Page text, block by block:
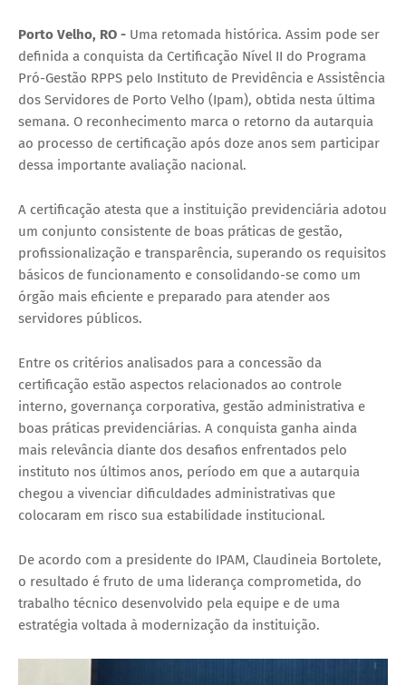
Porto Velho, RO - Uma retomada histórica. Assim pode ser
definida a conquista da Certificação Nível II do Programa
Pró-Gestão RPPS pelo Instituto de Previdência e Assistência
dos Servidores de Porto Velho (Ipam), obtida nesta última
semana. O reconhecimento marca o retorno da autarquia
ao processo de certificação após doze anos sem participar
dessa importante avaliação nacional.
A certificação atesta que a instituição previdenciária adotou
um conjunto consistente de boas práticas de gestão,
profissionalização e transparência, superando os requisitos
básicos de funcionamento e consolidando-se como um
órgão mais eficiente e preparado para atender aos
servidores públicos.
Entre os critérios analisados para a concessão da
certificação estão aspectos relacionados ao controle
interno, governança corporativa, gestão administrativa e
boas práticas previdenciárias. A conquista ganha ainda
mais relevância diante dos desafios enfrentados pelo
instituto nos últimos anos, período em que a autarquia
chegou a vivenciar dificuldades administrativas que
colocaram em risco sua estabilidade institucional.
De acordo com a presidente do IPAM, Claudineia Bortolete,
o resultado é fruto de uma liderança comprometida, do
trabalho técnico desenvolvido pela equipe e de uma
estratégia voltada à modernização da instituição.